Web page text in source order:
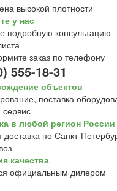
высокой плотности
у нас
подробную консультацию
заказ по телефону
555-18-31
объектов
поставка
в любой регион России
доставка по Санкт-
качества
официальным дилером